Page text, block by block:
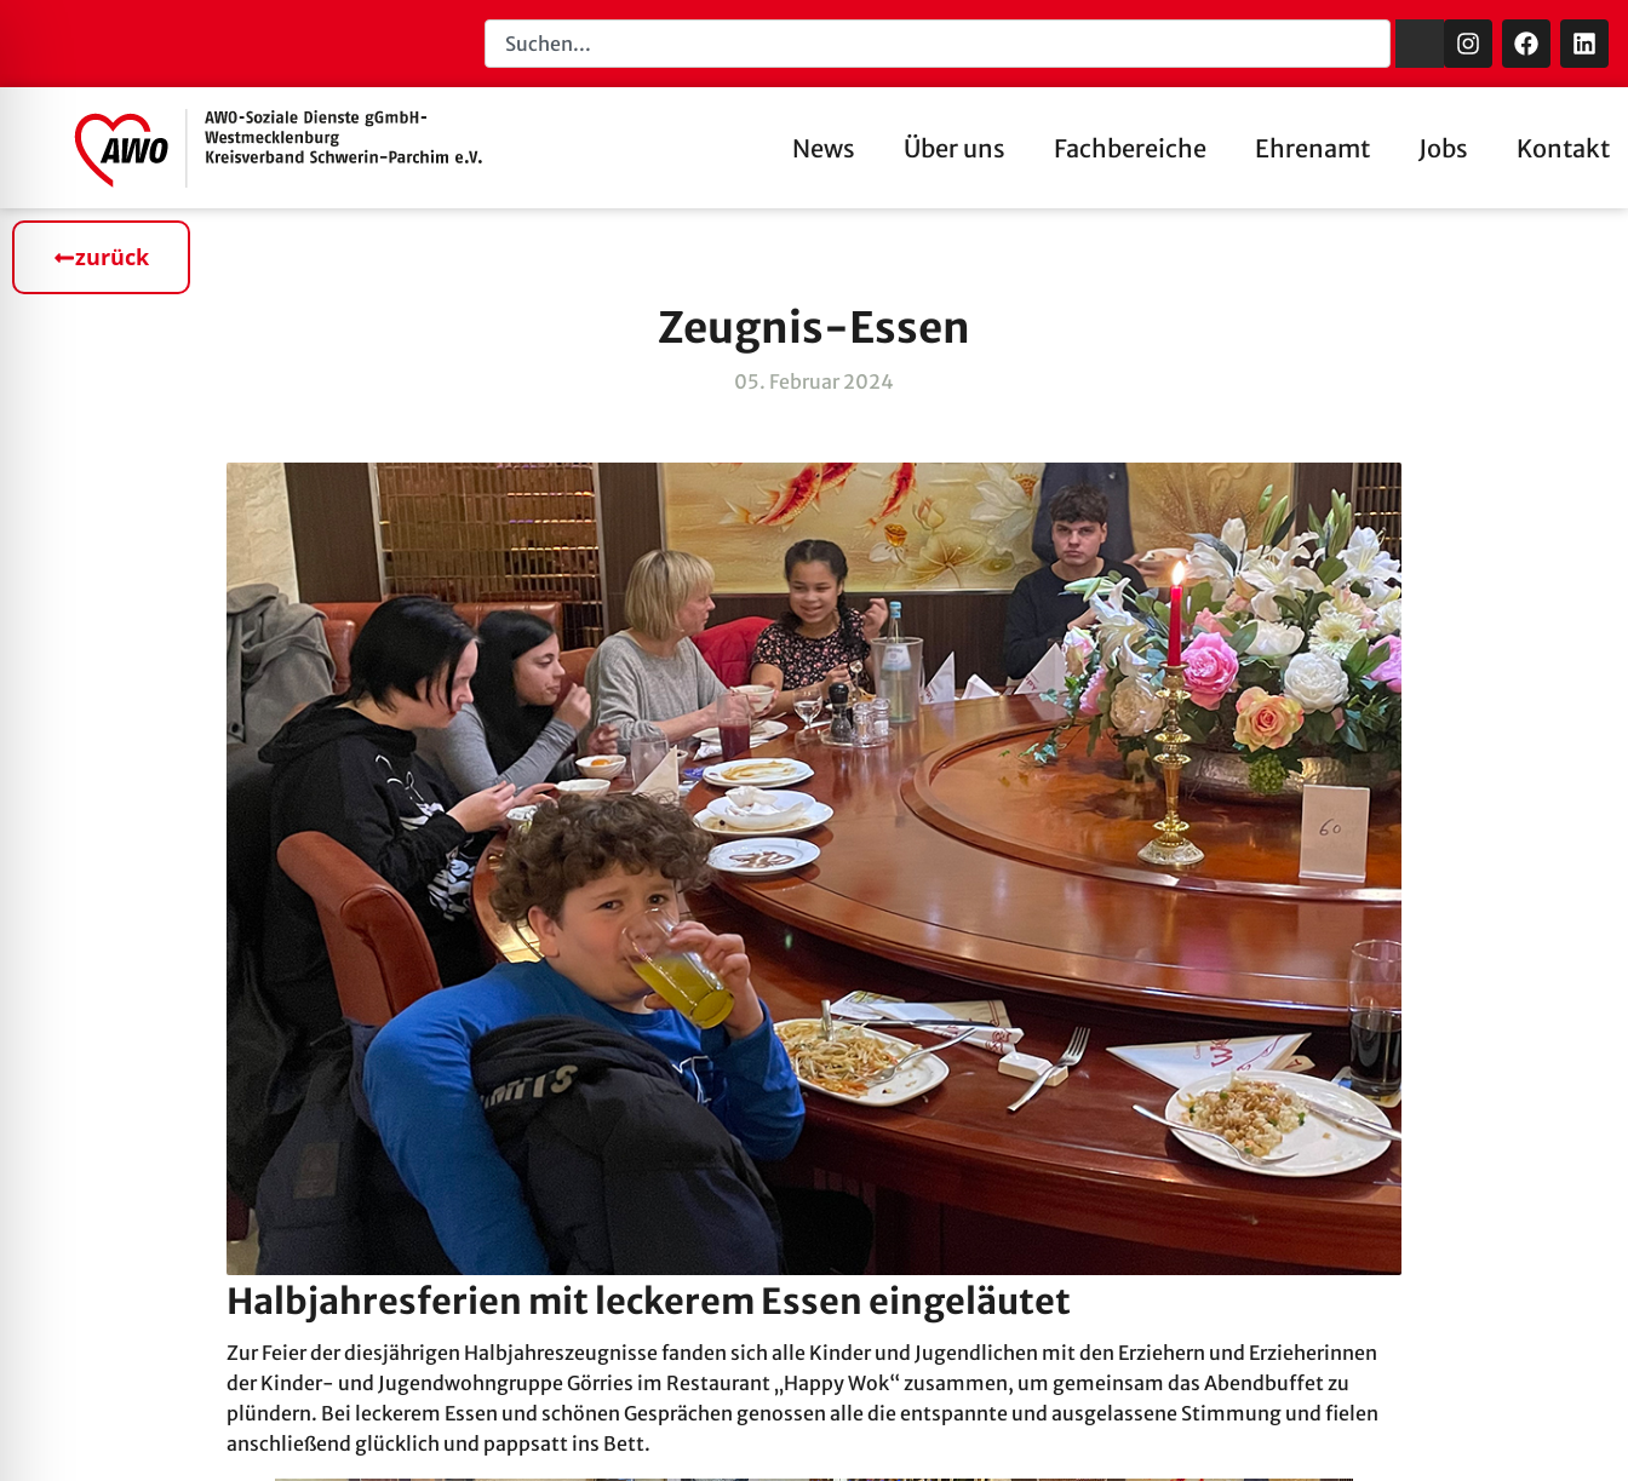
News Über uns Fachbereiche Ehrenamt Jobs Kontakt
zurück
Zeugnis-Essen
05. Februar 2024
Halbjahresferien mit leckerem Essen eingeläutet
Zur Feier der diesjährigen Halbjahreszeugnisse fanden sich alle Kinder und Jugendlichen mit den Erziehern und Erzieherinnen
der Kinder- und Jugendwohngruppe Görries im Restaurant „Happy Wok“ zusammen, um gemeinsam das Abendbuffet zu
plündern. Bei leckerem Essen und schönen Gesprächen genossen alle die entspannte und ausgelassene Stimmung und fielen
anschließend glücklich und pappsatt ins Bett.